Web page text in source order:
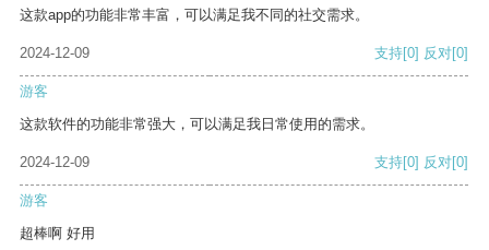
这款app的功能非常丰富，可以满足我不同的社交需求。
2024-12-09 支持[0] 反对[0]
游客
这款软件的功能非常强大，可以满足我日常使用的需求。
2024-12-09 支持[0] 反对[0]
游客
超棒啊 好用